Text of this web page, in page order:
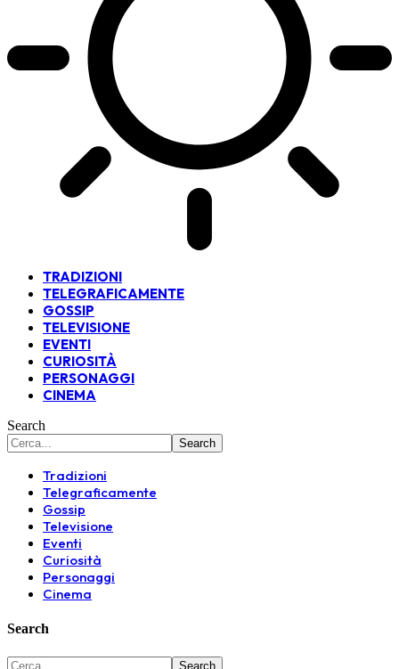
TRADIZIONI
TELEGRAFICAMENTE
GOSSIP
TELEVISIONE
EVENTI
CURIOSITÀ
PERSONAGGI
CINEMA
Search
Tradizioni
Telegraficamente
Gossip
Televisione
Eventi
Curiosità
Personaggi
Cinema
Search